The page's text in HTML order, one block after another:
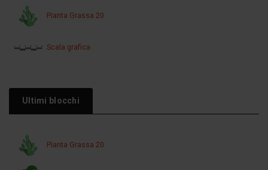
Pianta Grassa 20
Scala grafica
Ultimi blocchi
Pianta Grassa 20